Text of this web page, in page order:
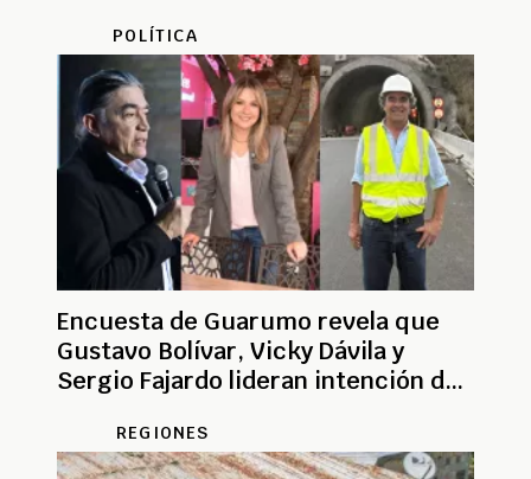
POLÍTICA
Encuesta de Guarumo revela que
Gustavo Bolívar, Vicky Dávila y
Sergio Fajardo lideran intención de
REGIONES